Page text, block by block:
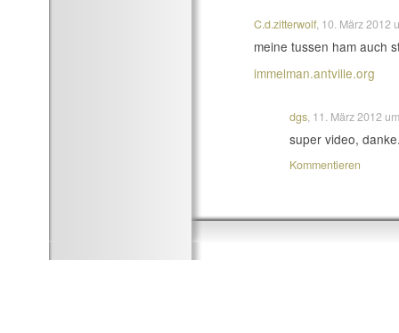
C.d.zitterwolf, 10. März 2012
meine tussen ham auch
immelman.antville.org
dgs, 11. März 2012
super video,
Kommentieren